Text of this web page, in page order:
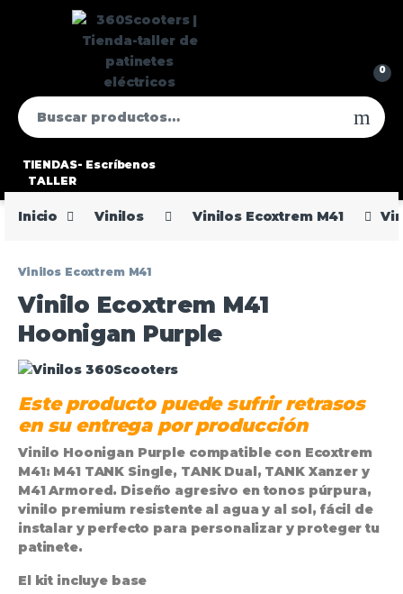
0
TIENDAS-
TALLER
Escríbenos
Inicio Vinilos Vinilos Ecoxtrem M41
Vinilos Ecoxtrem M41
Vinilo Ecoxtrem M41
Hoonigan Purple
Este producto puede sufrir retrasos
en su entrega por producción
Vinilo Hoonigan Purplecompatible con Ecoxtrem
M41: M41 TANK Single, TANK Dual, TANK Xanzer y
M41 Armored. Diseño agresivo en tonos púrpura,
vinilo premium resistente al agua y al sol, fácil de
instalar y perfecto para personalizar y proteger tu
patinete.
El kit incluye base